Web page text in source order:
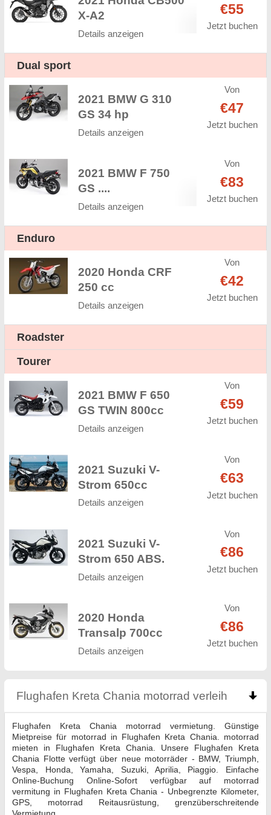
X-A2
Details anzeigen
€55
Jetzt buchen
Dual sport
2021 BMW G 310
GS 34 hp
Details anzeigen
Von
€47
Jetzt buchen
2021 BMW F 750
GS ....
Details anzeigen
Von
€83
Jetzt buchen
Enduro
2020 Honda CRF
250 cc
Details anzeigen
Von
€42
Jetzt buchen
Roadster
Tourer
2021 BMW F 650
GS TWIN 800cc
Details anzeigen
Von
€59
Jetzt buchen
2021 Suzuki V-
Strom 650cc
Details anzeigen
Von
€63
Jetzt buchen
2021 Suzuki V-
Strom 650 ABS.
Details anzeigen
Von
€86
Jetzt buchen
2020 Honda
Transalp 700cc
Details anzeigen
Von
€86
Jetzt buchen
Flughafen Kreta Chania motorrad verleih click
Flughafen Kreta Chania motorrad vermietung. Günstige
Mietpreise für motorrad in Flughafen Kreta Chania. motorrad
mieten in Flughafen Kreta Chania. Unsere Flughafen Kreta
Chania Flotte verfügt über neue motorräder - BMW, Triumph,
Vespa, Honda, Yamaha, Suzuki, Aprilia, Piaggio. Einfache
Online-Buchung Online-Sofort verfügbar auf motorrad
vermitung in Flughafen Kreta Chania - Unbegrenzte Kilometer,
GPS, motorrad Reitausrüstung, grenzüberschreitende